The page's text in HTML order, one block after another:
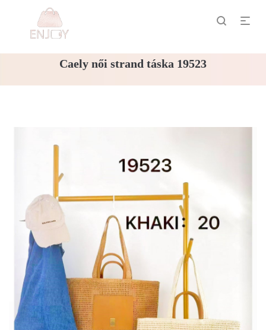
Caely női strand táska 19523